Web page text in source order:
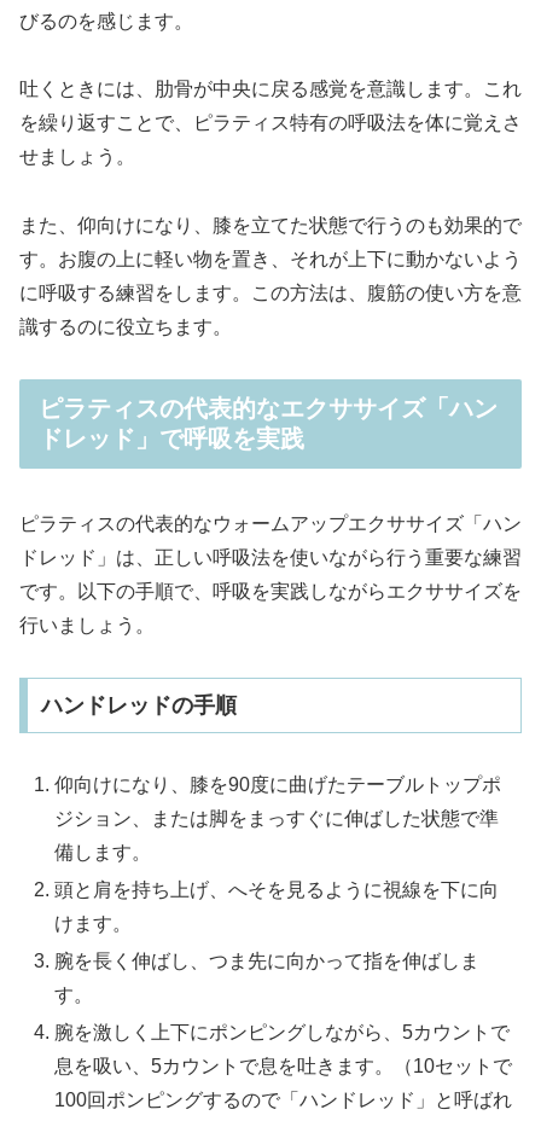
びるのを感じます。
吐くときには、肋骨が中央に戻る感覚を意識します。これ
を繰り返すことで、ピラティス特有の呼吸法を体に覚えさ
せましょう。
また、仰向けになり、膝を立てた状態で行うのも効果的で
す。お腹の上に軽い物を置き、それが上下に動かないよう
に呼吸する練習をします。この方法は、腹筋の使い方を意
識するのに役立ちます。
ピラティスの代表的なエクササイズ「ハン
ドレッド」で呼吸を実践
ピラティスの代表的なウォームアップエクササイズ「ハン
ドレッド」は、正しい呼吸法を使いながら行う重要な練習
です。以下の手順で、呼吸を実践しながらエクササイズを
行いましょう。
ハンドレッドの手順
仰向けになり、膝を90度に曲げたテーブルトップポ
ジション、または脚をまっすぐに伸ばした状態で準
備します。
頭と肩を持ち上げ、へそを見るように視線を下に向
けます。
腕を長く伸ばし、つま先に向かって指を伸ばしま
す。
腕を激しく上下にポンピングしながら、5カウントで
息を吸い、5カウントで息を吐きます。（10セットで
100回ポンピングするので「ハンドレッド」と呼ばれ